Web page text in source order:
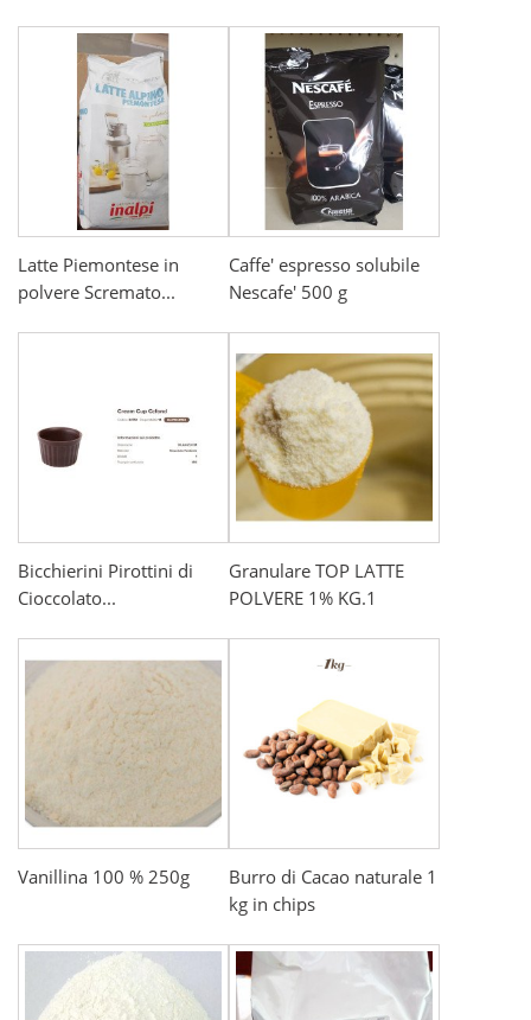
Latte Piemontese in
polvere Scremato...
Caffe' espresso solubile
Nescafe' 500 g
Bicchierini Pirottini di
Cioccolato...
Granulare TOP LATTE
POLVERE 1% KG.1
Vanillina 100 % 250g
Burro di Cacao naturale 1
kg in chips